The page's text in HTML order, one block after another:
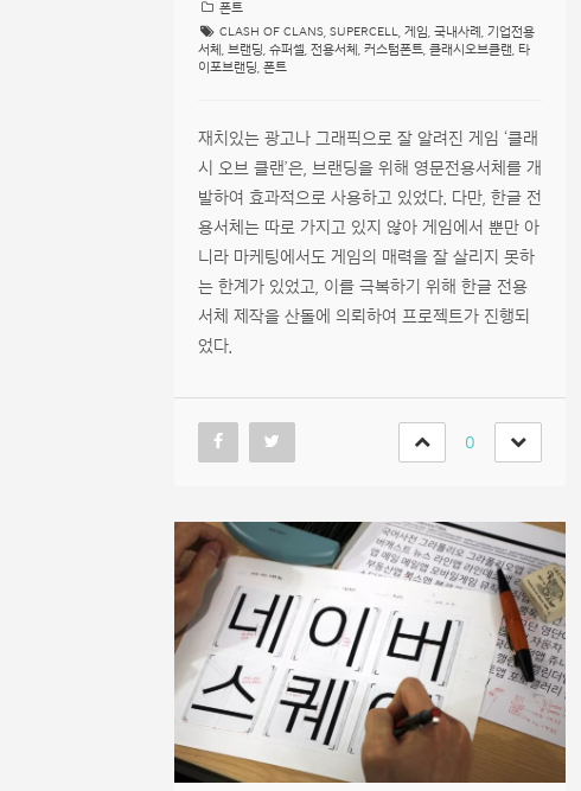
폰트
CLASH OF CLANS SUPERCELL 게임 국내사례
기업전용
서체
브랜딩 슈퍼셀 전용서체 커스텀폰트 클래시오브클랜
타
이포브랜딩 폰트
재치있는 광고나 그래픽으로 잘 알려진 게임 ‘클래
시 오브 클랜’은, 브랜딩을 위해 영문전용서체를 개
발하여 효과적으로 사용하고 있었다. 다만, 한글 전
용서체는 따로 가지고 있지 않아 게임에서 뿐만 아
니라 마케팅에서도 게임의 매력을 잘 살리지 못하
는 한계가 있었고, 이를 극복하기 위해 한글 전용
서체 제작을 산돌에 의뢰하여 프로젝트가 진행되
었다.
0